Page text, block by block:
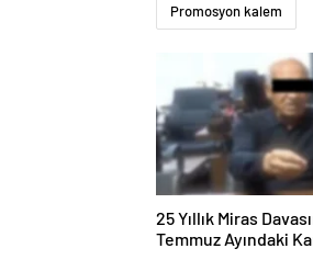
Promosyon kalem
25 Yıllık Miras
Temmuz Ayındaki